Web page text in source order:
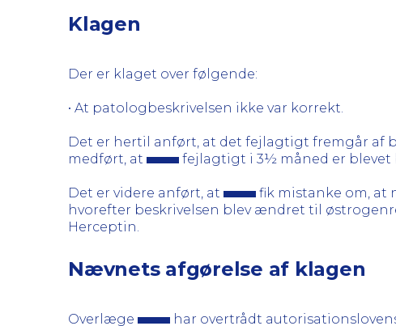
Klagen
Der er klaget over følgende:
• At patologbeskrivelsen ikke var korrekt.
Det er hertil anført, at det fejlagtigt fremgår af
medført, at
fejlagtigt i 3½ måned er blevet
Det er videre anført, at fik mistanke om, at
hvorefter beskrivelsen blev ændret til
Herceptin.
Nævnets afgørelse af klagen
Overlæge har overtrådt